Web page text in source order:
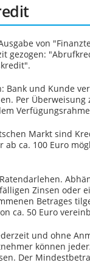
von
gezogen:
Bank und Kunde
Per Überweisung
Markt sind
ca. 100 Euro
Zinsen oder
Betrages
ca. 50 Euro
und ohne
können
Der